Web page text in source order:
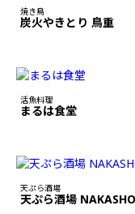
焼き鳥
炭火やきとり 鳥重
活魚料理
まるは食堂
天ぷら酒場
天ぷら酒場 NAKASHO